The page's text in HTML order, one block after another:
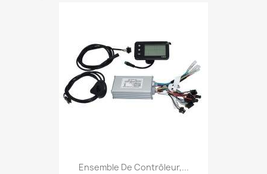
Ensemble De Contrôleur,...